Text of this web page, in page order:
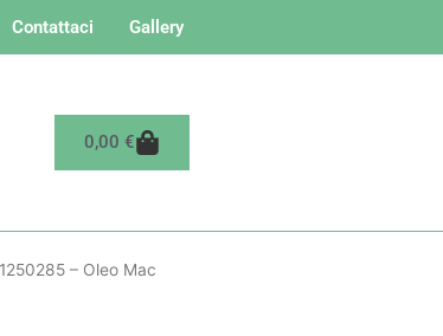
Contattaci Gallery
0,00 €Carrello
– Oleo Mac